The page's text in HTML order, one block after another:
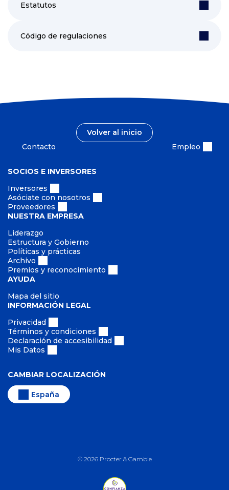
Estatutos
Código de regulaciones
Volver al inicio
Contacto
Empleo
SOCIOS E INVERSORES
Inversores
Asóciate con nosotros
Proveedores
NUESTRA EMPRESA
Liderazgo
Estructura y Gobierno
Políticas y prácticas
Archivo
Premios y reconocimiento
AYUDA
Mapa del sitio
INFORMACIÓN LEGAL
Privacidad
Términos y condiciones
Declaración de accesibilidad
Mis Datos
CAMBIAR LOCALIZACIÓN
España
© 2026Procter & Gamble